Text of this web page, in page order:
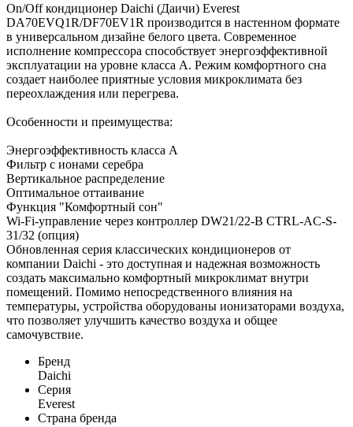
On/Off кондиционер Daichi (Даичи) Everest
DA70EVQ1R/DF70EV1R производится в настенном формате
в универсальном дизайне белого цвета. Современное
исполнение компрессора способствует энергоэффективной
эксплуатации на уровне класса A. Режим комфортного сна
создает наиболее приятные условия микроклимата без
переохлаждения или перегрева.
Особенности и преимущества:
Энергоэффективность класса А
Фильтр с ионами серебра
Вертикальное распределение
Оптимальное оттаивание
Функция "Комфортный сон"
Wi-Fi-управление через контроллер DW21/22-B CTRL-AC-S-
31/32 (опция)
Обновленная серия классических кондиционеров от
компании Daichi - это доступная и надежная возможность
создать максимально комфортный микроклимат внутри
помещений. Помимо непосредственного влияния на
температуры, устройства оборудованы ионизаторами воздуха,
что позволяет улучшить качество воздуха и общее
самочувствие.
Бренд
Daichi
Серия
Everest
Страна бренда